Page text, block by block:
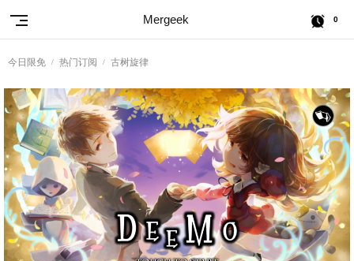
Mergeek 0
今日限免 热门订阅 古树旋律